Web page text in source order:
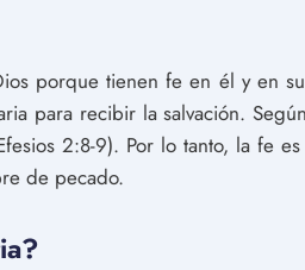
porque tienen fe en él y en
para recibir la salvación.
2:8-9). Por lo tanto, la fe
de pecado.